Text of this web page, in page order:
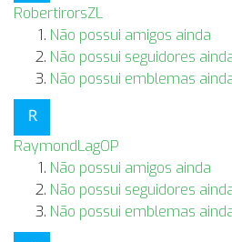
RobertirorsZL
Não possui amigos ainda
Não possui seguidores
Não possui emblemas
RaymondLagOP
Não possui amigos ainda
Não possui seguidores
Não possui emblemas